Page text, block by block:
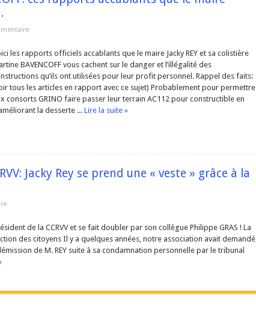
AGUES-VIVES : Construire d’abord, demander après.
: Promesse de développement ou bombe à retardement ?
du 21 novembre 2025
Gaspillage, abandon et mépris du patrimoine public
Assez d’héritiers politiques.
les rapports officiels accablants que le maire Jacky REY et sa colistière
BAVENCOFF vous cachent sur le danger et l’illégalité des
qu’ils ont utilisées pour leur profit personnel. Rappel des faits:
tous les articles en rapport avec ce sujet) Probablement pour permettre
consorts GRINO faire passer leur terrain AC112 pour constructible en
la desserte ... Lire la suite »
Jacky Rey se prend une « veste » grâce à la
de la CCRVV et se fait doubler par son collègue Philippe GRAS ! La
des citoyens Il y a quelques années, notre association avait demandé
de M. REY suite à sa condamnation personnelle par le tribunal